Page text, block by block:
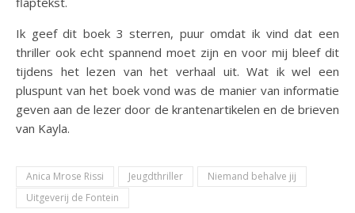
Ik geef dit boek 3 sterren, puur omdat ik vind dat een
thriller ook echt spannend moet zijn en voor mij bleef dit
tijdens het lezen van het verhaal uit. Wat ik wel een
pluspunt van het boek vond was de manier van informatie
geven aan de lezer door de krantenartikelen en de brieven
van Kayla.
Anica Mrose Rissi Jeugdthriller
Niemand behalve jij
Uitgeverij de Fontein